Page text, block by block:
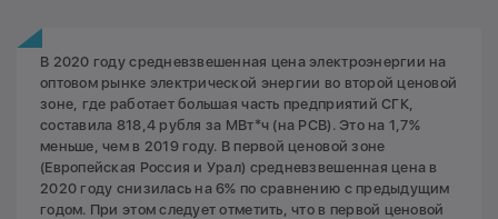
В 2020 году средневзвешенная цена электроэнергии на
оптовом рынке электрической энергии во второй ценовой
зоне, где работает большая часть предприятий СГК,
составила 818,4 рубля за МВт*ч (на РСВ). Это на 1,7%
меньше, чем в 2019 году. В первой ценовой зоне
(Европейская Россия и Урал) средневзвешенная цена в
2020 году снизилась на 6% по сравнению с предыдущим
годом. При этом следует отметить, что в первой ценовой